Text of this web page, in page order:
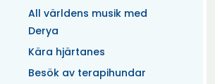
All världens musik med
Derya
Kära hjärtanes
Besök av terapihundar